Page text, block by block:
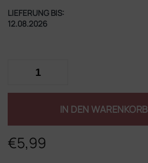
€5,99
LIEFERUNG BIS:
12.08.2026
IN DEN WARENKORB